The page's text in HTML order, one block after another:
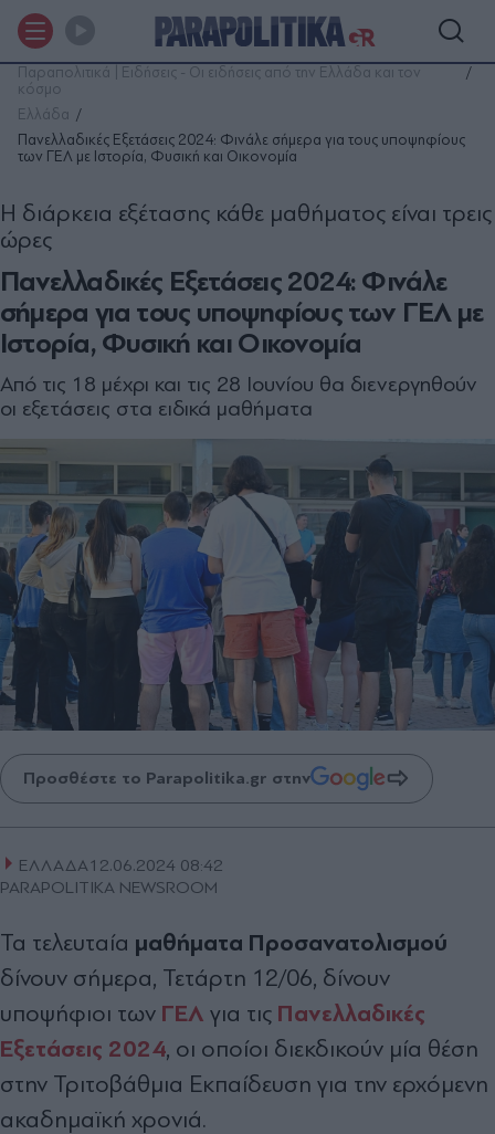
Παραπολιτικά | Ειδήσεις - Οι ειδήσεις από την Ελλάδα και τον
κόσμο
Ελλάδα
Πανελλαδικές Εξετάσεις 2024: Φινάλε σήμερα για τους υποψηφίους
των ΓΕΛ με Ιστορία, Φυσική και Οικονομία
Πανελλαδικές Εξετάσεις 2024: Φινάλε
σήμερα για τους υποψηφίους των ΓΕΛ με
Ιστορία, Φυσική και Οικονομία
Η διάρκεια εξέτασης κάθε μαθήματος είναι τρεις
ώρες
Από τις 18 μέχρι και τις 28 Ιουνίου θα διενεργηθούν
οι εξετάσεις στα ειδικά μαθήματα
Προσθέστε το Parapolitika.gr στην
ΕΛΛΑΔΑ12.06.2024 08:42
PARAPOLITIKA NEWSROOM
Τα τελευταία μαθήματα Προσανατολισμού
δίνουν σήμερα, Τετάρτη 12/06, δίνουν
υποψήφιοι των ΓΕΛ για τις Πανελλαδικές
Εξετάσεις 2024, οι οποίοι διεκδικούν μία θέση
στην Τριτοβάθμια Εκπαίδευση για την ερχόμενη
ακαδημαϊκή χρονιά.